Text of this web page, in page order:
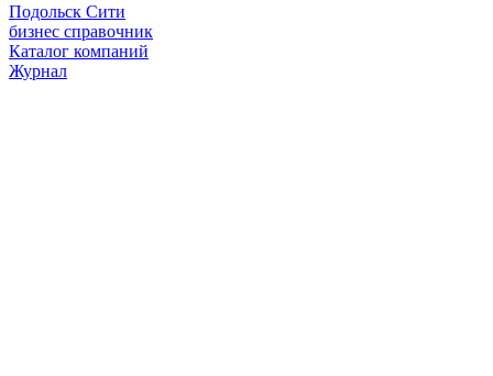
Подольск Сити
бизнес справочник
Каталог компаний
Журнал